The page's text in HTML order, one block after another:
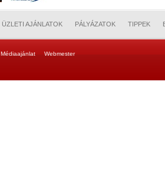
ÜZLETI AJÁNLATOK PÁLYÁZATOK TIPPEK
Médiaajánlat Webmester